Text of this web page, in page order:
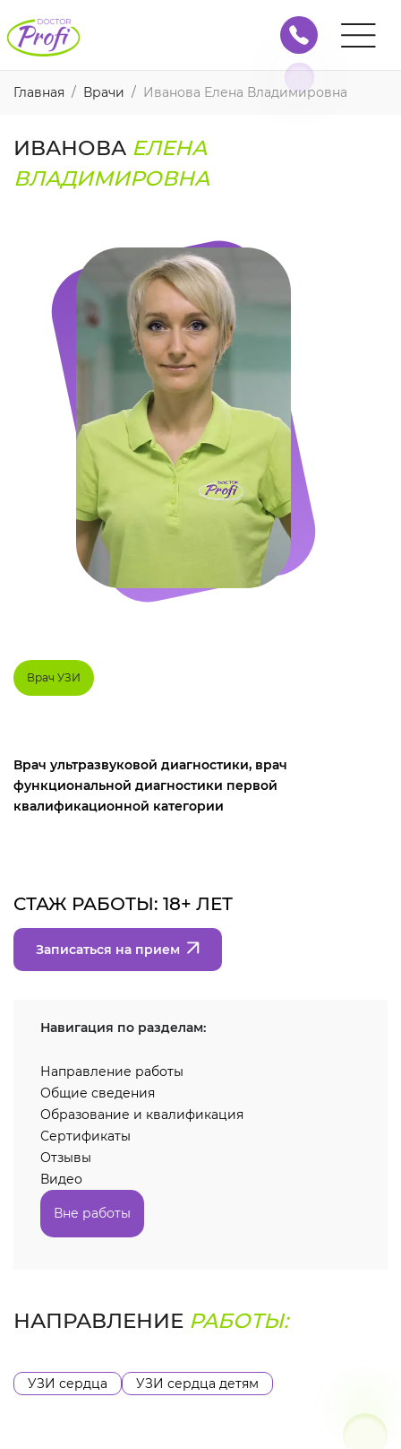
Главная Врачи Иванова Елена Владимировна
ИВАНОВА ЕЛЕНА
ВЛАДИМИРОВНА
Врач УЗИ
Врач ультразвуковой диагностики, врач
функциональной диагностики первой
квалификационной категории
СТАЖ РАБОТЫ: 18+ ЛЕТ
Записаться на прием
Навигация по разделам:
Направление работы
Общие сведения
Образование и квалификация
Сертификаты
Отзывы
Видео
Вне работы
НАПРАВЛЕНИЕ РАБОТЫ:
УЗИ сердца УЗИ сердца детям